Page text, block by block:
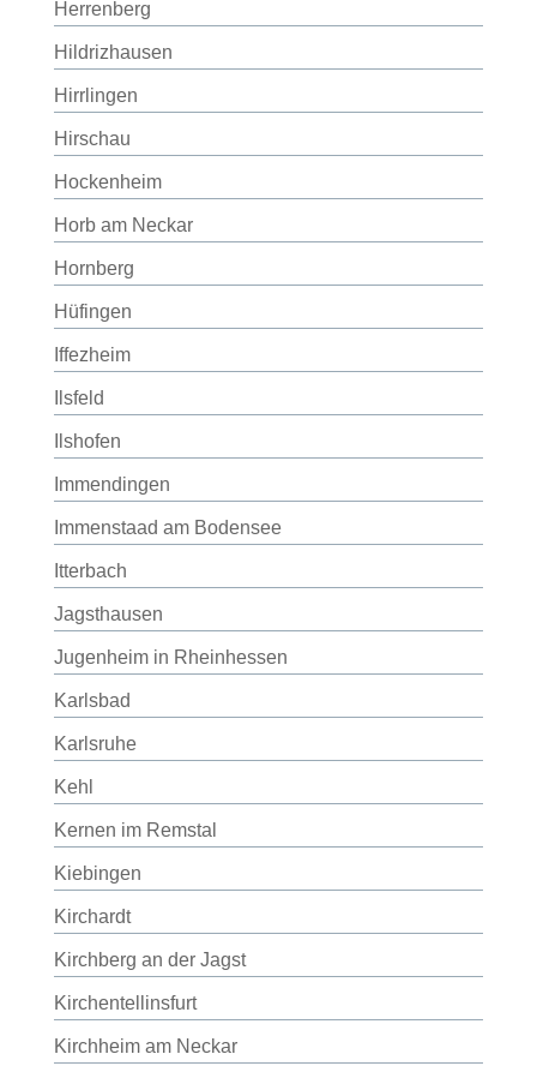
Herrenberg
Hildrizhausen
Hirrlingen
Hirschau
Hockenheim
Horb am Neckar
Hornberg
Hüfingen
Iffezheim
Ilsfeld
Ilshofen
Immendingen
Immenstaad am Bodensee
Itterbach
Jagsthausen
Jugenheim in Rheinhessen
Karlsbad
Karlsruhe
Kehl
Kernen im Remstal
Kiebingen
Kirchardt
Kirchberg an der Jagst
Kirchentellinsfurt
Kirchheim am Neckar